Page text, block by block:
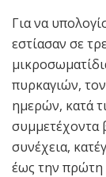
Για να
εστίασαν σε
πυρκαγιών,
ημερών, κατά
συμμετέχοντα
συνέχεια,
έως την πρώτη